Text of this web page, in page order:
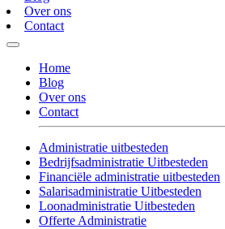
Over ons
Contact
Home
Blog
Over ons
Contact
Administratie uitbesteden
Bedrijfsadministratie Uitbesteden
Financiële administratie uitbesteden
Salarisadministratie Uitbesteden
Loonadministratie Uitbesteden
Offerte Administratie